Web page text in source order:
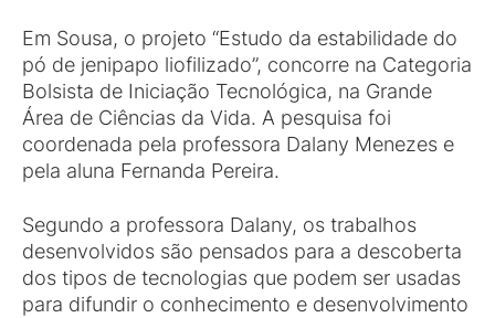
Em Sousa, o projeto “Estudo da estabilidade do
pó de jenipapo liofilizado”, concorre na Categoria
Bolsista de Iniciação Tecnológica, na Grande
Área de Ciências da Vida. A pesquisa foi
coordenada pela professora Dalany Menezes e
pela aluna Fernanda Pereira.
Segundo a professora Dalany, os trabalhos
desenvolvidos são pensados para a descoberta
dos tipos de tecnologias que podem ser usadas
para difundir o conhecimento e desenvolvimento